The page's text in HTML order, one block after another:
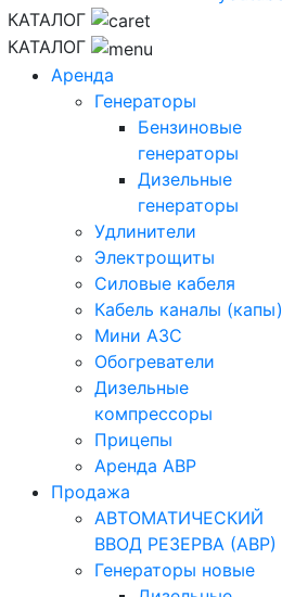
КАТАЛОГ
КАТАЛОГ
Аренда
Генераторы
Бензиновые
генераторы
Дизельные
генераторы
Удлинители
Электрощиты
Силовые кабеля
Кабель каналы (капы)
Мини АЗС
Обогреватели
Дизельные
компрессоры
Прицепы
Аренда АВР
Продажа
АВТОМАТИЧЕСКИЙ
ВВОД РЕЗЕРВА (АВР)
Генераторы новые